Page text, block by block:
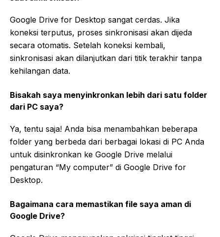
Google Drive for Desktop sangat cerdas. Jika
koneksi terputus, proses sinkronisasi akan dijeda
secara otomatis. Setelah koneksi kembali,
sinkronisasi akan dilanjutkan dari titik terakhir tanpa
kehilangan data.
Bisakah saya menyinkronkan lebih dari satu folder
dari PC saya?
Ya, tentu saja! Anda bisa menambahkan beberapa
folder yang berbeda dari berbagai lokasi di PC Anda
untuk disinkronkan ke Google Drive melalui
pengaturan “My computer” di Google Drive for
Desktop.
Bagaimana cara memastikan file saya aman di
Google Drive?